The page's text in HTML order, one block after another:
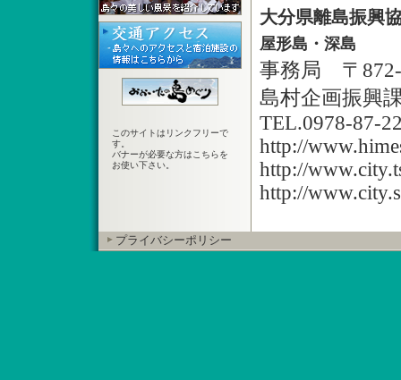
このサイトはリンクフリーで
す。
バナーが必要な方はこちらを
お使い下さい。
大分県離島振興
屋形島・深島
事務局 〒
島村企画振興
TEL.0978-87-
http://
http://
http://
プライバシーポリシー